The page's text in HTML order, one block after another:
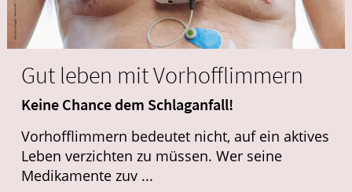
Gut leben mit Vorhofflimmern
Keine Chance dem Schlaganfall!
Vorhofflimmern bedeutet nicht, auf ein aktives
Leben verzichten zu müssen. Wer seine
Medikamente zuv ...